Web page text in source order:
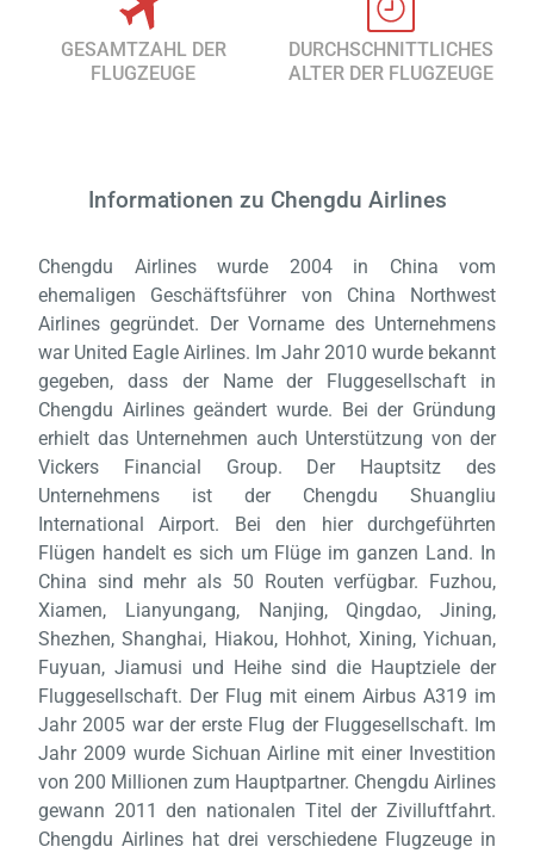
GESAMTZAHL DER
FLUGZEUGE
DURCHSCHNITTLICHES
ALTER DER FLUGZEUGE
Informationen zu Chengdu Airlines
Chengdu Airlines wurde 2004 in China vom
ehemaligen Geschäftsführer von China Northwest
Airlines gegründet. Der Vorname des Unternehmens
war United Eagle Airlines. Im Jahr 2010 wurde bekannt
gegeben, dass der Name der Fluggesellschaft in
Chengdu Airlines geändert wurde. Bei der Gründung
erhielt das Unternehmen auch Unterstützung von der
Vickers Financial Group. Der Hauptsitz des
Unternehmens ist der Chengdu Shuangliu
International Airport. Bei den hier durchgeführten
Flügen handelt es sich um Flüge im ganzen Land. In
China sind mehr als 50 Routen verfügbar. Fuzhou,
Xiamen, Lianyungang, Nanjing, Qingdao, Jining,
Shezhen, Shanghai, Hiakou, Hohhot, Xining, Yichuan,
Fuyuan, Jiamusi und Heihe sind die Hauptziele der
Fluggesellschaft. Der Flug mit einem Airbus A319 im
Jahr 2005 war der erste Flug der Fluggesellschaft. Im
Jahr 2009 wurde Sichuan Airline mit einer Investition
von 200 Millionen zum Hauptpartner. Chengdu Airlines
gewann 2011 den nationalen Titel der Zivilluftfahrt.
Chengdu Airlines hat drei verschiedene Flugzeuge in